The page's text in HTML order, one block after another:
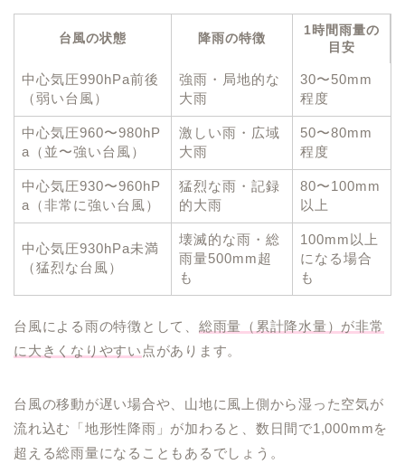
台風の状態 降雨の特徴
1時間雨量の
目安
中心気圧990hPa前後
（弱い台風）
強雨・局地的な
大雨
30〜50mm
程度
中心気圧960〜980hP
a（並〜強い台風）
激しい雨・広域
大雨
50〜80mm
程度
中心気圧930〜960hP
a（非常に強い台風）
猛烈な雨・記録
的大雨
80〜100mm
以上
中心気圧930hPa未満
（猛烈な台風）
壊滅的な雨・総
雨量500mm超
も
100mm以上
になる場合
も
台風による雨の特徴として、 総雨量（累計降水量）が非常
に大きくなりやすい 点があります。
台風の移動が遅い場合や、山地に風上側から湿った空気が
流れ込む「地形性降雨」が加わると、数日間で1,000mmを
超える総雨量になることもあるでしょう。